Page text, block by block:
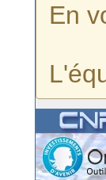
En